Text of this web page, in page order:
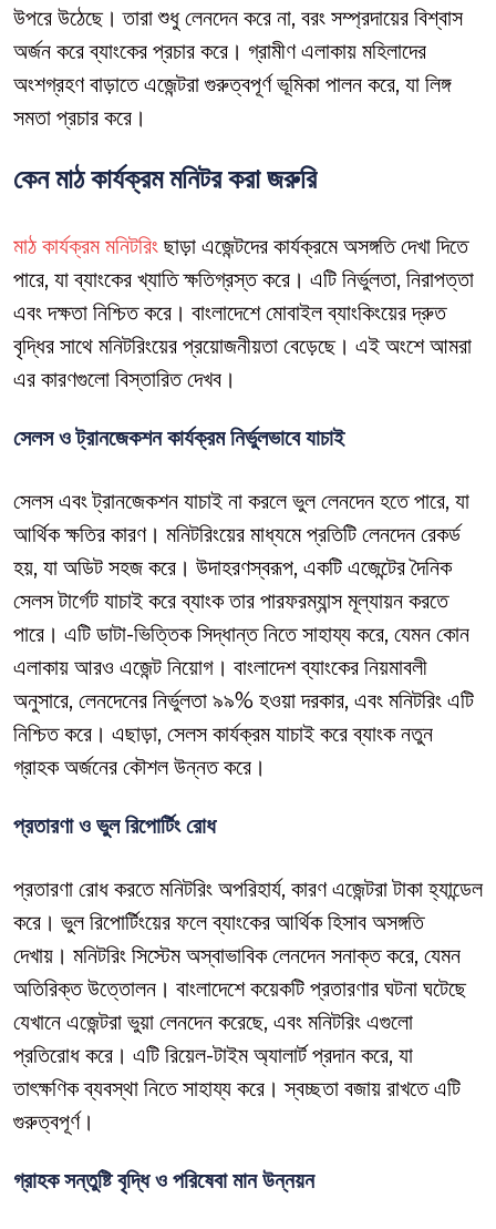
উপরে উঠেছে। তারা শুধু লেনদেন করে না, বরং সম্প্রদায়ের বিশ্বাস
অর্জন করে ব্যাংকের প্রচার করে। গ্রামীণ এলাকায় মহিলাদের
অংশগ্রহণ বাড়াতে এজেন্টরা গুরুত্বপূর্ণ ভূমিকা পালন করে, যা লিঙ্গ
সমতা প্রচার করে।
কেন মাঠ কার্যক্রম মনিটর করা জরুরি
মাঠ কার্যক্রম মনিটরিং ছাড়া এজেন্টদের কার্যক্রমে অসঙ্গতি দেখা দিতে
পারে, যা ব্যাংকের খ্যাতি ক্ষতিগ্রস্ত করে। এটি নির্ভুলতা, নিরাপত্তা
এবং দক্ষতা নিশ্চিত করে। বাংলাদেশে মোবাইল ব্যাংকিংয়ের দ্রুত
বৃদ্ধির সাথে মনিটরিংয়ের প্রয়োজনীয়তা বেড়েছে। এই অংশে আমরা
এর কারণগুলো বিস্তারিত দেখব।
সেলস ও ট্রানজেকশন কার্যক্রম নির্ভুলভাবে যাচাই
সেলস এবং ট্রানজেকশন যাচাই না করলে ভুল লেনদেন হতে পারে, যা
আর্থিক ক্ষতির কারণ। মনিটরিংয়ের মাধ্যমে প্রতিটি লেনদেন রেকর্ড
হয়, যা অডিট সহজ করে। উদাহরণস্বরূপ, একটি এজেন্টের দৈনিক
সেলস টার্গেট যাচাই করে ব্যাংক তার পারফরম্যান্স মূল্যায়ন করতে
পারে। এটি ডাটা-ভিত্তিক সিদ্ধান্ত নিতে সাহায্য করে, যেমন কোন
এলাকায় আরও এজেন্ট নিয়োগ। বাংলাদেশ ব্যাংকের নিয়মাবলী
অনুসারে, লেনদেনের নির্ভুলতা ৯৯% হওয়া দরকার, এবং মনিটরিং এটি
নিশ্চিত করে। এছাড়া, সেলস কার্যক্রম যাচাই করে ব্যাংক নতুন
গ্রাহক অর্জনের কৌশল উন্নত করে।
প্রতারণা ও ভুল রিপোর্টিং রোধ
প্রতারণা রোধ করতে মনিটরিং অপরিহার্য, কারণ এজেন্টরা টাকা হ্যান্ডেল
করে। ভুল রিপোর্টিংয়ের ফলে ব্যাংকের আর্থিক হিসাব অসঙ্গতি
দেখায়। মনিটরিং সিস্টেম অস্বাভাবিক লেনদেন সনাক্ত করে, যেমন
অতিরিক্ত উত্তোলন। বাংলাদেশে কয়েকটি প্রতারণার ঘটনা ঘটেছে
যেখানে এজেন্টরা ভুয়া লেনদেন করেছে, এবং মনিটরিং এগুলো
প্রতিরোধ করে। এটি রিয়েল-টাইম অ্যালার্ট প্রদান করে, যা
তাৎক্ষণিক ব্যবস্থা নিতে সাহায্য করে। স্বচ্ছতা বজায় রাখতে এটি
গুরুত্বপূর্ণ।
গ্রাহক সন্তুষ্টি বৃদ্ধি ও পরিষেবা মান উন্নয়ন